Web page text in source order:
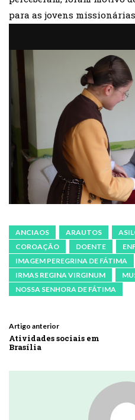
para as jovens
ANCIAOS ARAUTOS
COROAÇÃO
DOENTE
IMAGEM PEREGRINA DE FÁTIMA
IRMAS REGINA VIRGINUM
NOSSA SENHORA DE FÁTIMA
Artigo anterior
Atividades sociais em
Brasília